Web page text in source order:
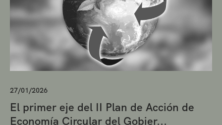
27/01/2026
El primer eje del II Plan de Acción de
Economía Circular del Gobier...